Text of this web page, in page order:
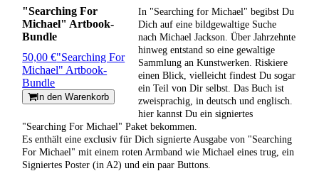
"Searching For
Michael" Artbook-
Bundle
50,00 €"Searching For
Michael" Artbook-
Bundle
In den Warenkorb
In "Searching for Michael" begibst Du
Dich auf eine bildgewaltige Suche
nach Michael Jackson. Über Jahrzehnte
hinweg entstand so eine gewaltige
Sammlung an Kunstwerken. Riskiere
einen Blick, vielleicht findest Du sogar
ein Teil von Dir selbst. Das Buch ist
zweisprachig, in deutsch und englisch.
hier kannst Du ein signiertes
"Searching For Michael" Paket bekommen.
Es enthält eine exclusiv für Dich signierte Ausgabe von "Searching
For Michael" mit einem roten Armband wie Michael eines trug, ein
Signiertes Poster (in A2) und ein paar Buttons.